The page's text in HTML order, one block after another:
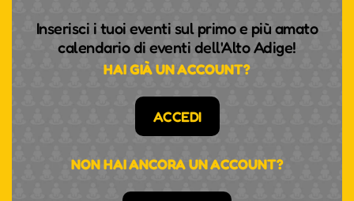
Inserisci i tuoi eventi sul primo e più amato
calendario di eventi dell'Alto Adige!
HAI GIÀ UN ACCOUNT?
ACCEDI
NON HAI ANCORA UN ACCOUNT?